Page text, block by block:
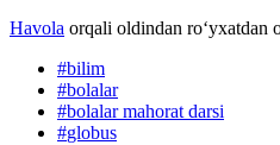
Havola orqali oldindan roʻyxatdan
#bilim
#bolalar
#bolalar mahorat darsi
#globus